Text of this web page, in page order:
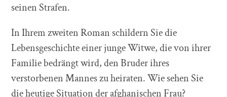
seinen Strafen.
In Ihrem zweiten Roman schildern Sie die
Lebensgeschichte einer junge Witwe, die von ihrer
Familie bedrängt wird, den Bruder ihres
verstorbenen Mannes zu heiraten. Wie sehen Sie
die heutige Situation der afghanischen Frau?